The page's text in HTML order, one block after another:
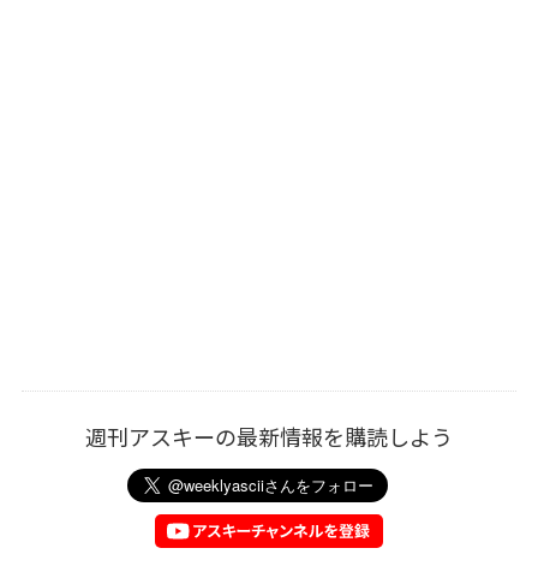
週刊アスキーの最新情報を購読しよう